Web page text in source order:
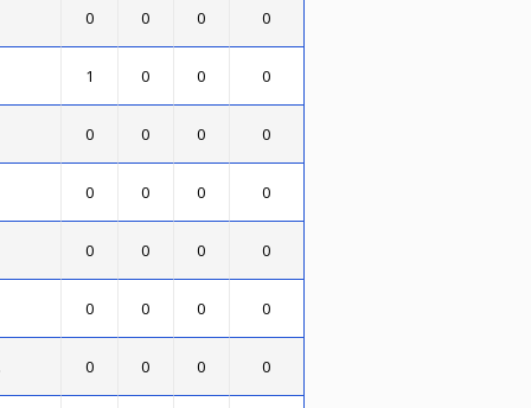
0 0 0 0
1 0 0 0
0 0 0 0
0 0 0 0
0 0 0 0
0 0 0 0
0 0 0 0